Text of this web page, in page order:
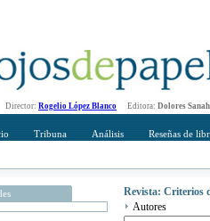
Director: Rogelio López Blanco Editora: Dolores
Tribuna Análisis Reseñas de
Revista: Criterios
Autores